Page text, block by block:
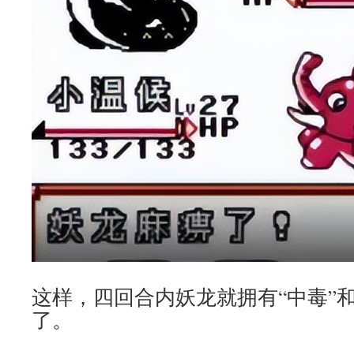
这样，四回合内妖龙就拥有“中毒”
了。